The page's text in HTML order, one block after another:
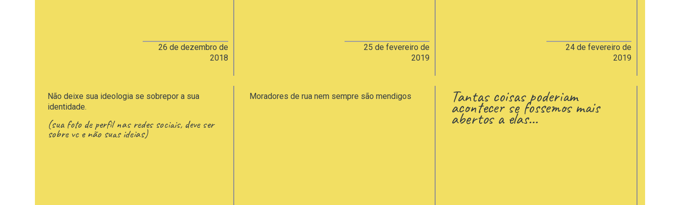
26 de dezembro de
2018
25 de fevereiro de
2019
24 de fevereiro de
2019
Não deixe sua ideologia se sobrepor a sua
identidade.
(sua foto de perfil nas redes sociais, deve ser
sobre vc e não suas ideias)
Moradores de rua nem sempre são mendigos Tantas coisas poderiam
acontecer se fossemos mais
abertos a elas…